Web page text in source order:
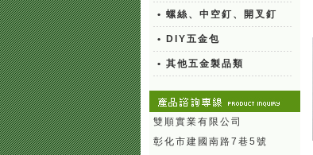
• 螺絲、中空釘、開叉釘
• DIY五金包
• 其他五金製品類
雙順實業有限公司
彰化市建國南路7巷5號